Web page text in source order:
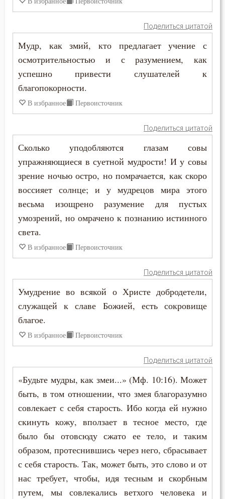
Сплетни
Спор
Справедливость
Сребролюбие
Страсть
Страх
Страшный суд
Счастье
Терпение
Трезвение
Троица
Тщеславие
Убийство
Ум
Уныние
Поделиться цитатой
Мудр, как змий, кто предлагает учение с
осмотрительностью и с разумением, как
успешно привести слушателей к
благопокорности.
В избранное Первоисточник
Поделиться цитатой
Сколько уподобляются глазам совы
упражняющиеся в суетной мудрости! И у совы
зрение ночью остро, но помрачается, как скоро
воссияет солнце; и у мудрецов мира этого
весьма изощрено разумение для пустых
умозрений, но омрачено к познанию истинного
света.
В избранное Первоисточник
Поделиться цитатой
Умудрение во всякой о Христе добродетели,
служащей к славе Божией, есть сокровище
благое.
В избранное Первоисточник
Поделиться цитатой
«Будьте мудры, как змеи...» (Мф. 10:16). Может
быть, в том отношении, что змея благоразумно
совлекает с себя старость. Ибо когда ей нужно
скинуть кожу, вползает в тесное место, где
было бы отовсюду сжато ее тело, и таким
образом, протеснившись через него, сбрасывает
с себя старость. Так, может быть, это слово и от
нас требует, чтобы, идя тесным и скорбным
путем, мы совлекались ветхого человека и